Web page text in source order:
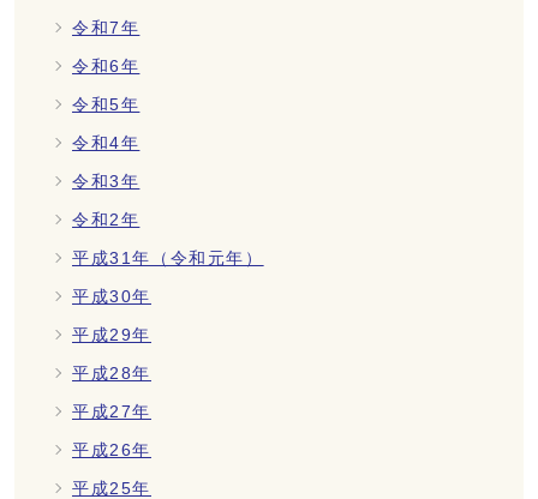
令和7年
令和6年
令和5年
令和4年
令和3年
令和2年
平成31年（令和元年）
平成30年
平成29年
平成28年
平成27年
平成26年
平成25年